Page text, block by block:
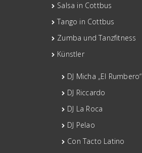
Salsa in Cottbus
Tango in Cottbus
Zumba und Tanzfitness
Künstler
DJ Micha „El Rumbero“
DJ Riccardo
DJ La Roca
DJ Pelao
Con Tacto Latino